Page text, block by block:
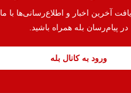
آخرین اخبار و اطلاع‌رسانی‌ها با ما
در پیام‌رسان بله همراه باشید.
ورود به کانال بله